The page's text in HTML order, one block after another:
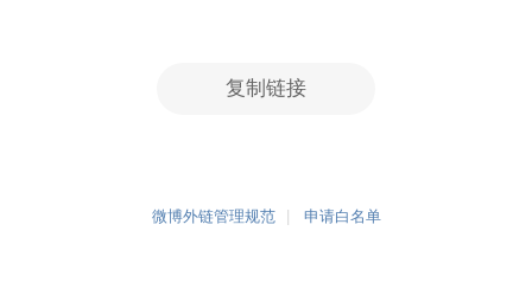
复制链接
微博外链管理规范 申请白名单